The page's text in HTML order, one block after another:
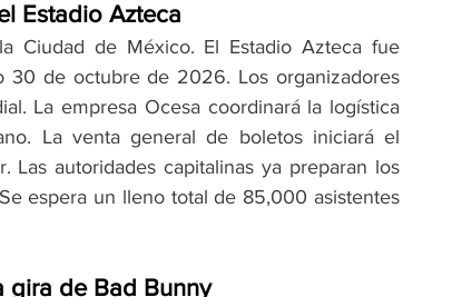
Estadio Azteca
Ciudad de México. El Estadio Azteca fue
30 de octubre de 2026. Los organizadores
La empresa Ocesa coordinará la logística
La venta general de boletos iniciará el
Las autoridades capitalinas ya preparan los
espera un lleno total de 85,000 asistentes
gira de Bad Bunny